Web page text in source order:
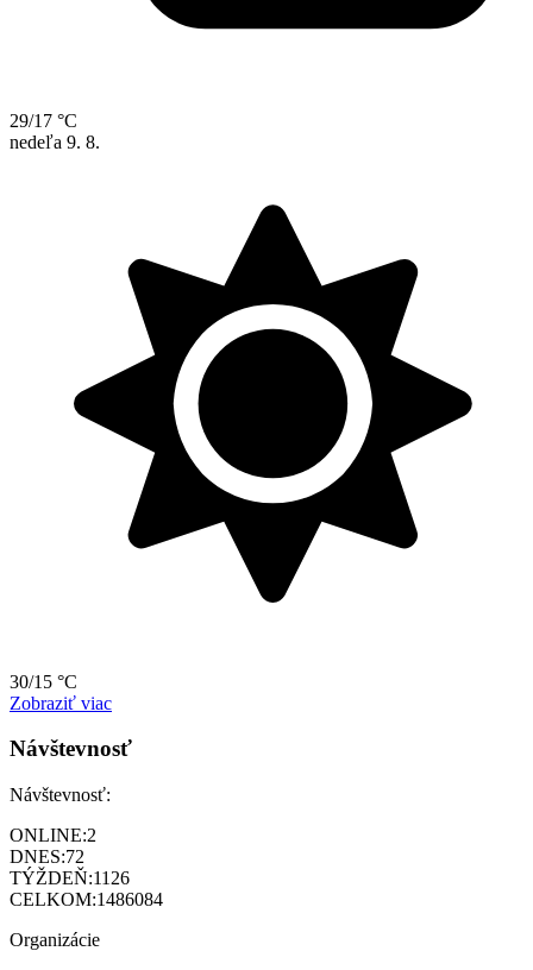
29/17 °C
nedeľa 9. 8.
30/15 °C
Zobraziť viac
Návštevnosť
Návštevnosť:
ONLINE:2
DNES:72
TÝŽDEŇ:1126
CELKOM:1486084
Organizácie